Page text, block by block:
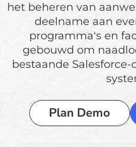
het beheren van
deelname aan
programma's en
gebouwd om
bestaande
Plan Demo